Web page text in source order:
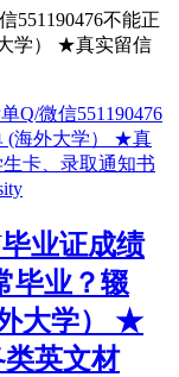
551190476不能正
学） ★真实留信
业证成绩
毕业？辍
大学） ★
英文材